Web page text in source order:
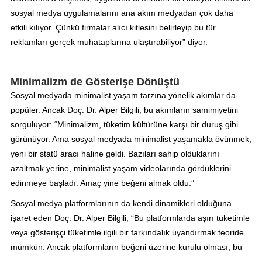
sosyal medya uygulamalarını ana akım medyadan çok daha
etkili kılıyor. Çünkü firmalar alıcı kitlesini belirleyip bu tür
reklamları gerçek muhataplarına ulaştırabiliyor” diyor.
Minimalizm de Gösterişe Dönüştü
Sosyal medyada minimalist yaşam tarzına yönelik akımlar da
popüler. Ancak Doç. Dr. Alper Bilgili, bu akımların samimiyetini
sorguluyor: “Minimalizm, tüketim kültürüne karşı bir duruş gibi
görünüyor. Ama sosyal medyada minimalist yaşamakla övünmek,
yeni bir statü aracı haline geldi. Bazıları sahip olduklarını
azaltmak yerine, minimalist yaşam videolarında gördüklerini
edinmeye başladı. Amaç yine beğeni almak oldu.”
Sosyal medya platformlarının da kendi dinamikleri olduğuna
işaret eden Doç. Dr. Alper Bilgili, “Bu platformlarda aşırı tüketimle
veya gösterişçi tüketimle ilgili bir farkındalık uyandırmak teoride
mümkün. Ancak platformların beğeni üzerine kurulu olması, bu